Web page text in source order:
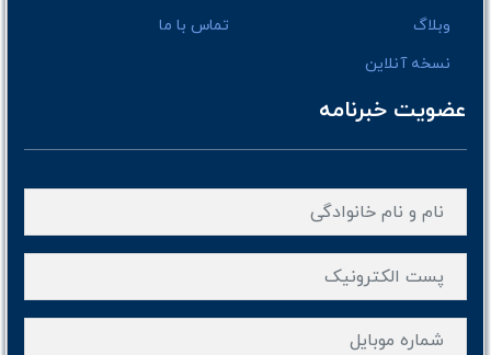
وبلاگ
تماس با ما
نسخه آنلاین
عضویت خبرنامه